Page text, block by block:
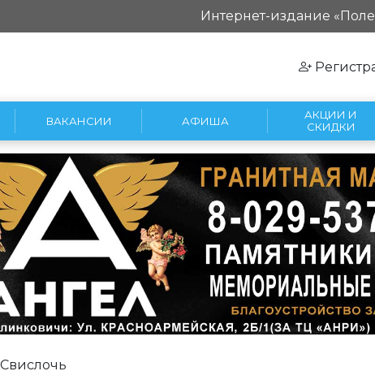
Интернет-издание
ВАКАНСИИ АФИША
АКЦИИ И
СКИДКИ
Свислочь